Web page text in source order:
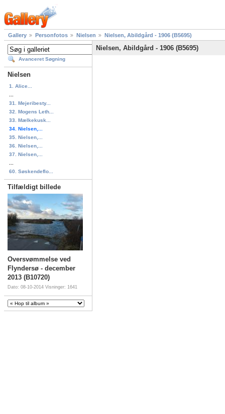
Gallery Personfotos Nielsen Nielsen, Abildgård - 1906 (B5695)
Avanceret Søgning
Nielsen
1. Alice...
31. Mejeribesty...
32. Mogens Leth...
33. Mælkekusk...
34. Nielsen,...
35. Nielsen,...
36. Nielsen,...
37. Nielsen,...
60. Søskendeflo...
Tilfældigt billede
Oversvømmelse ved
Flyndersø - december
2013 (B10720)
Dato: 08-10-2014 Visninger: 1641
Nielsen, Abildgård - 1906 (B5695)